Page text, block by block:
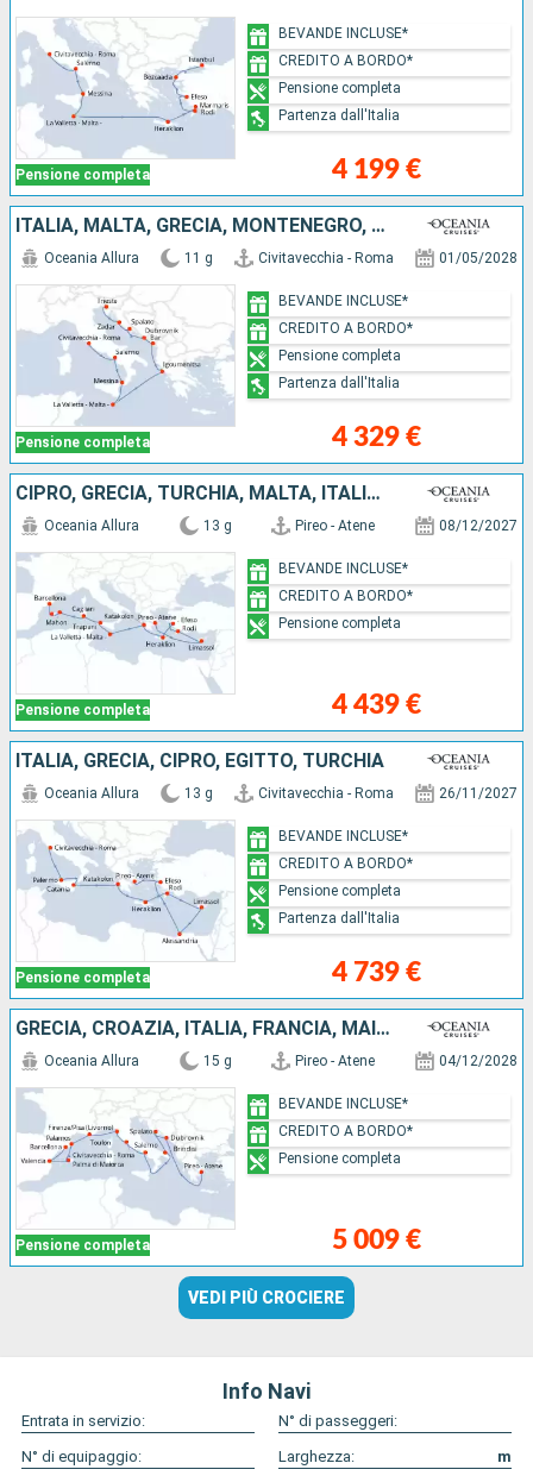
Pensione completa 4 199 €
BEVANDE INCLUSE*
CREDITO A BORDO*
Pensione completa
Partenza dall'Italia
ITALIA, MALTA, GRECIA, MONTENEGRO, CROAZIA
Pensione completa
Oceania Allura 11 g Civitavecchia - Roma 01/05/2028
4 329 €
BEVANDE INCLUSE*
CREDITO A BORDO*
Pensione completa
Partenza dall'Italia
CIPRO, GRECIA, TURCHIA, MALTA, ITALIA, MAIORCA, SPAGNA
Pensione completa
Oceania Allura 13 g Pireo - Atene 08/12/2027
4 439 €
BEVANDE INCLUSE*
CREDITO A BORDO*
Pensione completa
ITALIA, GRECIA, CIPRO, EGITTO, TURCHIA
Pensione completa
Oceania Allura 13 g Civitavecchia - Roma 26/11/2027
4 739 €
BEVANDE INCLUSE*
CREDITO A BORDO*
Pensione completa
Partenza dall'Italia
GRECIA, CROAZIA, ITALIA, FRANCIA, MAIORCA, SPAGNA
Pensione completa
Oceania Allura 15 g Pireo - Atene 04/12/2028
5 009 €
BEVANDE INCLUSE*
CREDITO A BORDO*
Pensione completa
VEDI PIÙ CROCIERE
Info Navi
Entrata in servizio:
N° di passeggeri:
N° di equipaggio:
Larghezza:
m